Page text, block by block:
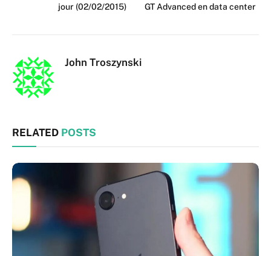
jour (02/02/2015)
GT Advanced en data center
John Troszynski
RELATED POSTS